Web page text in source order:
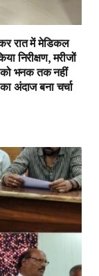
रात में मेडिकल
निरीक्षण, मरीजों
को भनक तक नहीं
अंदाज बना चर्चा